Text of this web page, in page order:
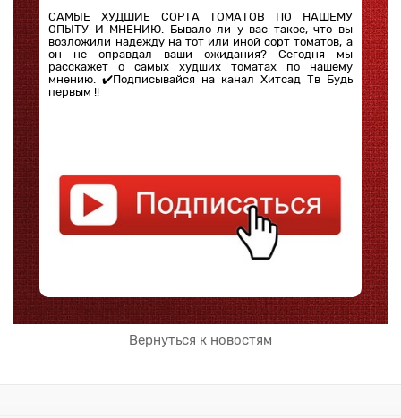
САМЫЕ ХУДШИЕ СОРТА ТОМАТОВ ПО НАШЕМУ
ОПЫТУ И МНЕНИЮ. Бывало ли у вас такое, что вы
возложили надежду на тот или иной сорт томатов, а
он не оправдал ваши ожидания? Сегодня мы
расскажет о самых худших томатах по нашему
мнению. ✔️Подписывайся на канал Хитсад Тв Будь
первым !!
Вернуться к новостям